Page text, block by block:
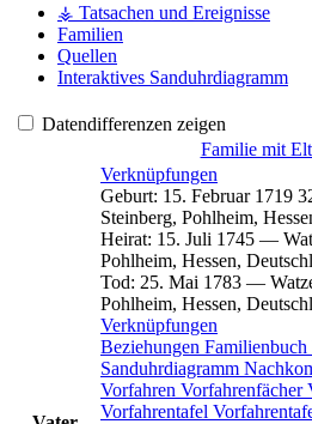
⚶ Tatsachen und Ereignisse
Familien
Quellen
Interaktives Sanduhrdiagramm
Datendifferenzen zeigen
Familie mit
Verknüpfungen
Geburt: 15. Februar 1719
Steinberg, Pohlheim,
Heirat: 15. Juli 1745 —
Pohlheim, Hessen,
Tod: 25. Mai 1783 —
Pohlheim, Hessen,
Verknüpfungen
Beziehungen Familienbuch
Sanduhrdiagramm
Vorfahren Vorfahrenfächer
Vorfahrentafel